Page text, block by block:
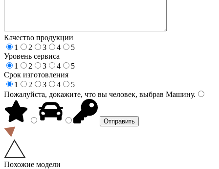
Качество продукции
1
2 3 4
5
Уровень сервиса
1
2 3 4
5
Срок изготовления
1
2 3 4
5
Пожалуйста, докажите, что вы человек, выбрав Машину.
Похожие модели